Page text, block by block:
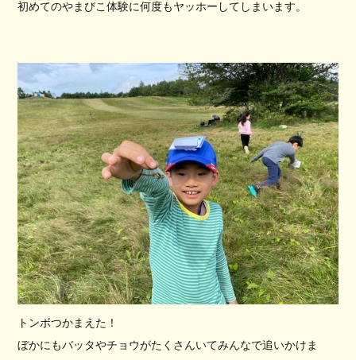
初めてのやまびこ体験に何度もヤッホーしてしまいます。
トンボつかまえた！
ぼかにもバッタやチョウがたくさんいてみんなで追いかけま